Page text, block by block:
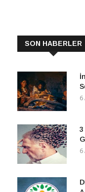
SON HABERLER
6
3
6